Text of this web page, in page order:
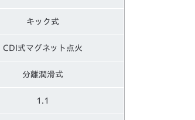
キック式
CDI式マグネット点火
分離潤滑式
1.1